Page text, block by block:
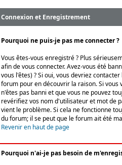
Connexion et Enregistrement
Pourquoi ne puis-je pas me connecter ?
Vous êtes-vous enregistré ? Plus
afin de vous connecter. Avez-vous été
vous l'êtes) ? Si oui, vous devriez
forum pour en découvrir la raison. Si vous
n'êtes pas banni et que vous ne pouvez
revérifiez vos nom d'utilisateur et mot de
vient le problème. Si cela ne fonctionne
du forum; il se peut que le forum ait été
Revenir en haut de page
Pourquoi n'ai-je pas besoin de